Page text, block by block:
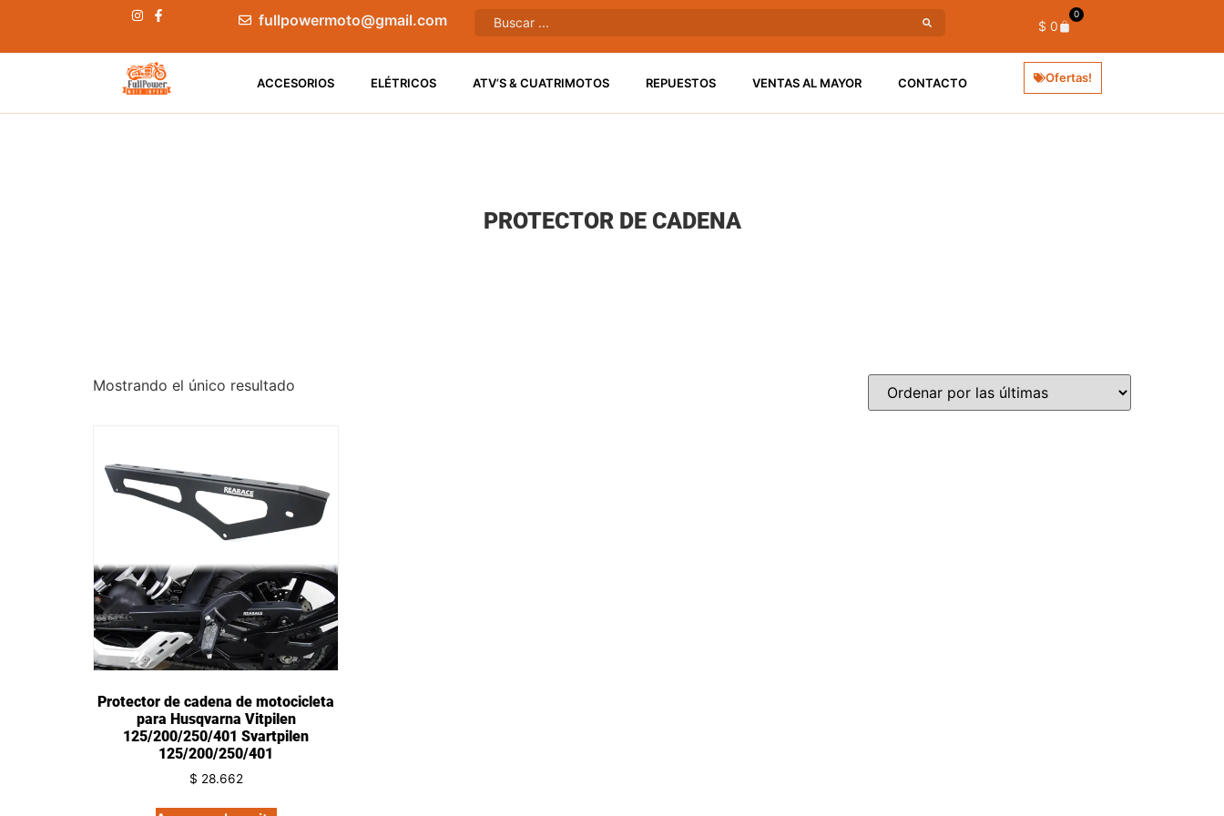
fullpowermoto@gmail.com $ 0
0
ACCESORIOS ELÉTRICOS ATV’S & CUATRIMOTOS REPUESTOS VENTAS AL MAYOR CONTACTO Ofertas!
PROTECTOR DE CADENA
Mostrando el único resultado
Protector de cadena de motocicleta
para Husqvarna Vitpilen
125/200/250/401 Svartpilen
125/200/250/401
$ 28.662